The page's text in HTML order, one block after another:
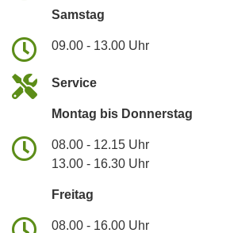
Samstag
09.00 - 13.00 Uhr
Service
Montag bis Donnerstag
08.00 - 12.15 Uhr
13.00 - 16.30 Uhr
Freitag
08.00 - 16.00 Uhr